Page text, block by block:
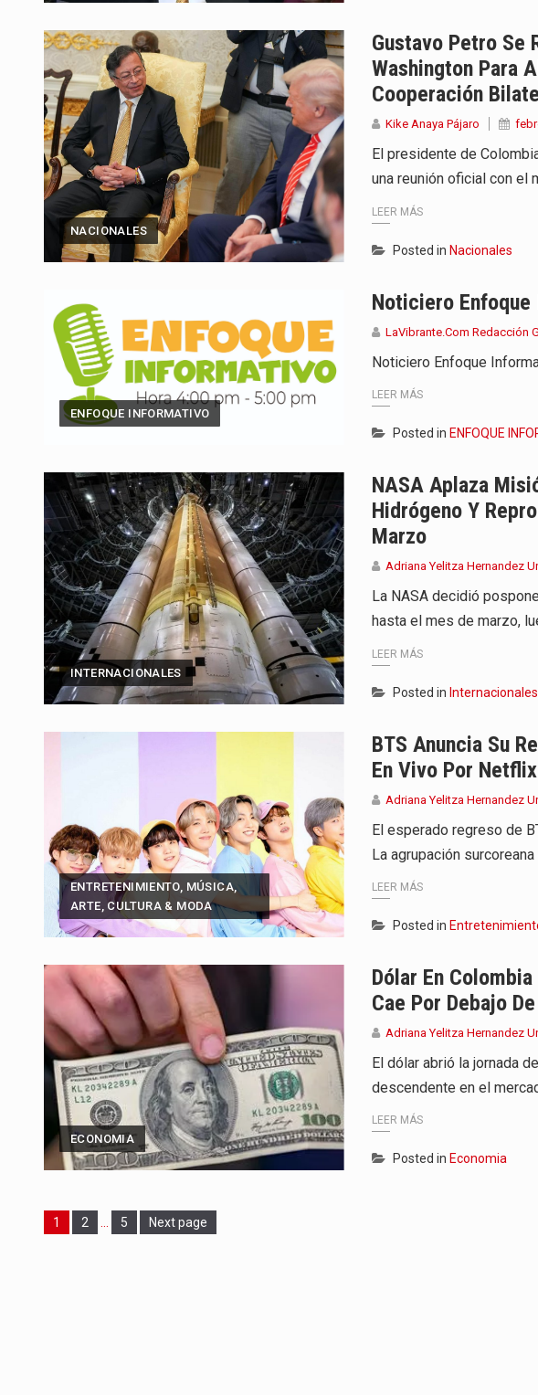
Las autoridades sanitarias de Francia y España
NACIONALES
Gustavo Petro Se
Washington Para
Cooperación
Kike Anaya Pájaro
El presidente de
una reunión oficial con el
LEER MÁS
Posted in Nacionales
ENFOQUE INFORMATIVO
Noticiero
LaVibrante.Com Redacción
Noticiero Enfoque
LEER MÁS
Posted in ENFOQUE
INTERNACIONALES
NASA Aplaza
Hidrógeno Y
Marzo
Adriana Yelitza Hernandez
La NASA decidió
hasta el mes de marzo,
LEER MÁS
Posted in Internacionales
ENTRETENIMIENTO, MÚSICA,
ARTE, CULTURA & MODA
BTS Anuncia Su
En Vivo Por
Adriana Yelitza Hernandez
El esperado regreso de
La agrupación
LEER MÁS
Posted in
ECONOMIA
Dólar En
Cae Por Debajo
Adriana Yelitza Hernandez
El dólar abrió la jornada
descendente en el
LEER MÁS
Posted in Economia
Page
1 Page
2 … Page
5 Next page